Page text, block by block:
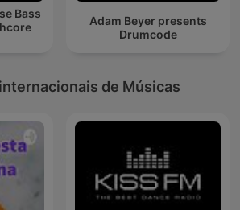
Bass
Adam Beyer presents
Drumcode
de Músicas